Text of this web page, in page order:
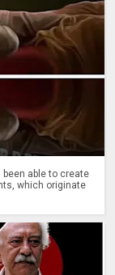
able to create
which originate